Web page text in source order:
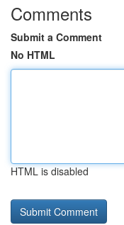
Comments
Submit a Comment
No HTML
HTML is disabled